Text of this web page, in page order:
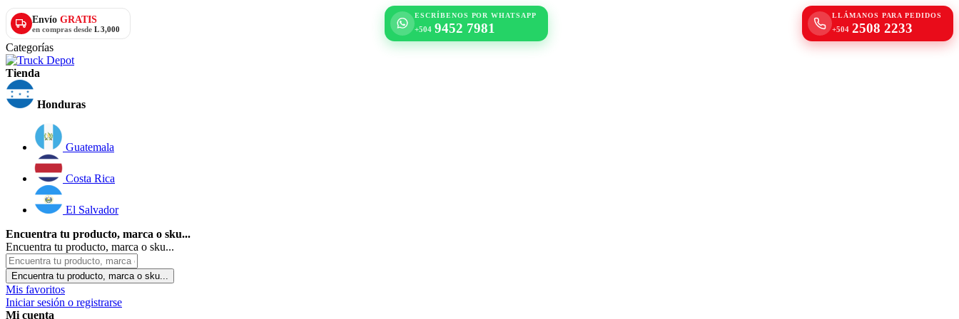
Envío GRATIS
en compras desde L 3,000
ESCRÍBENOS POR WHATSAPP
+504 9452 7981
LLÁMANOS PARA PEDIDOS
+504 2508 2233
Categorías
Tienda
Honduras
Guatemala
Costa Rica
El Salvador
Encuentra tu producto, marca o sku...
Encuentra tu producto, marca o sku...
Encuentra tu producto, marca o sku...
Mis favoritos
Iniciar sesión o registrarse
Mi cuenta